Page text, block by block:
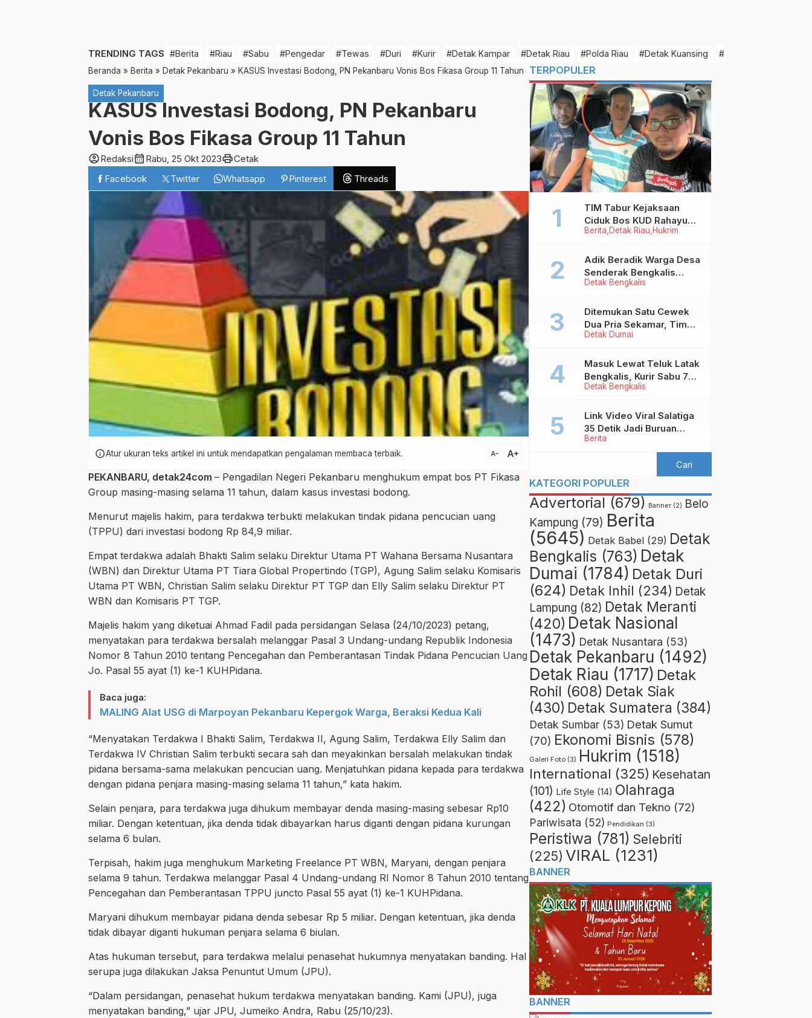
TRENDING TAGS #Berita #Riau #Sabu #Pengedar #Tewas #Duri #Kurir #Detak Kampar #Detak Riau #Polda Riau #Detak Kuansing #Detak Pelalawan
Beranda » Berita » Detak Pekanbaru » KASUS Investasi Bodong, PN Pekanbaru Vonis Bos Fikasa Group 11 Tahun
Detak Pekanbaru
KASUS Investasi Bodong, PN Pekanbaru
Vonis Bos Fikasa Group 11 Tahun
account_circleRedaksicalendar_month Rabu, 25 Okt 2023printCetak
Facebook
Twitter Whatsapp Pinterest Threads
infoAtur ukuran teks artikel ini untuk mendapatkan pengalaman membaca terbaik. text_decrease text_increase
PEKANBARU, detak24com – Pengadilan Negeri Pekanbaru menghukum empat bos PT Fikasa
Group masing-masing selama 11 tahun, dalam kasus investasi bodong.
Menurut majelis hakim, para terdakwa terbukti melakukan tindak pidana pencucian uang
(TPPU) dari investasi bodong Rp 84,9 miliar.
Empat terdakwa adalah Bhakti Salim selaku Direktur Utama PT Wahana Bersama Nusantara
(WBN) dan Direktur Utama PT Tiara Global Propertindo (TGP), Agung Salim selaku Komisaris
Utama PT WBN, Christian Salim selaku Direktur PT TGP dan Elly Salim selaku Direktur PT
WBN dan Komisaris PT TGP.
Majelis hakim yang diketuai Ahmad Fadil pada persidangan Selasa (24/10/2023) petang,
menyatakan para terdakwa bersalah melanggar Pasal 3 Undang-undang Republik Indonesia
Nomor 8 Tahun 2010 tentang Pencegahan dan Pemberantasan Tindak Pidana Pencucian Uang
Jo. Pasal 55 ayat (1) ke-1 KUHPidana.
Baca juga:
MALING Alat USG di Marpoyan Pekanbaru Kepergok Warga, Beraksi Kedua Kali
“Menyatakan Terdakwa I Bhakti Salim, Terdakwa II, Agung Salim, Terdakwa Elly Salim dan
Terdakwa IV Christian Salim terbukti secara sah dan meyakinkan bersalah melakukan tindak
pidana bersama-sama melakukan pencucian uang. Menjatuhkan pidana kepada para terdakwa
dengan pidana penjara masing-masing selama 11 tahun,” kata hakim.
Selain penjara, para terdakwa juga dihukum membayar denda masing-masing sebesar Rp10
miliar. Dengan ketentuan, jika denda tidak dibayarkan harus diganti dengan pidana kurungan
selama 6 bulan.
Terpisah, hakim juga menghukum Marketing Freelance PT WBN, Maryani, dengan penjara
selama 9 tahun. Terdakwa melanggar Pasal 4 Undang-undang RI Nomor 8 Tahun 2010 tentang
Pencegahan dan Pemberantasan TPPU juncto Pasal 55 ayat (1) ke-1 KUHPidana.
Maryani dihukum membayar pidana denda sebesar Rp 5 miliar. Dengan ketentuan, jika denda
tidak dibayar diganti hukuman penjara selama 6 biulan.
Atas hukuman tersebut, para terdakwa melalui penasehat hukumnya menyatakan banding. Hal
serupa juga dilakukan Jaksa Penuntut Umum (JPU).
“Dalam persidangan, penasehat hukum terdakwa menyatakan banding. Kami (JPU), juga
menyatakan banding,” ujar JPU, Jumeiko Andra, Rabu (25/10/23).
TERPOPULER
Berita Detak Riau Hukrim
TIM Tabur Kejaksaan
Ciduk Bos KUD Rahayu
Makmur Inhu di Kalbar,
Rp2,8 M
Detak Bengkalis
Adik Beradik Warga Desa
Senderak Bengkalis
‘Ditendang’ ke Malaysia,
Detak Dumai
Ditemukan Satu Cewek
Dua Pria Sekamar, Tim
Yustisi Dumai Garuk
Mesum
Detak Bengkalis
Masuk Lewat Teluk Latak
Bengkalis, Kurir Sabu 7
Kilo Diringkus di
Berita
Link Video Viral Salatiga
35 Detik Jadi Buruan
Netizen
KATEGORI POPULER
Advertorial (679) Banner (2) Belo
Kampung (79) Berita
(5645) Detak Babel (29) Detak
Bengkalis (763) Detak
Dumai (1784) Detak Duri
(624) Detak Inhil (234) Detak
Lampung (82) Detak Meranti
(420) Detak Nasional
(1473) Detak Nusantara (53)
Detak Pekanbaru (1492)
Detak Riau (1717) Detak
Rohil (608) Detak Siak
(430) Detak Sumatera (384)
Detak Sumbar (53) Detak Sumut
(70) Ekonomi Bisnis (578)
Galeri Foto (3) Hukrim (1518)
International (325) Kesehatan
(101) Life Style (14) Olahraga
(422) Otomotif dan Tekno (72)
Pariwisata (52) Pendidikan (3)
Peristiwa (781) Selebriti
(225) VIRAL (1231)
BANNER
BANNER